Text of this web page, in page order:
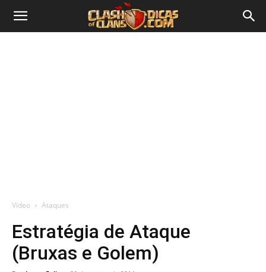
Vídeo Ataques
Estratégia de Ataque
(Bruxas e Golem)